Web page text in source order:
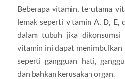
Beberapa vitamin, terutama
lemak seperti vitamin A, D, E,
dalam tubuh jika dikonsumsi
vitamin ini dapat menimbulkan
seperti gangguan hati,
dan bahkan kerusakan organ.